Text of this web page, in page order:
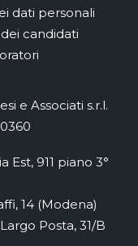
dati personali
candidati
e Associati s.r.l.
Est, 911 piano 3°
14 (Modena)
Posta, 31/B